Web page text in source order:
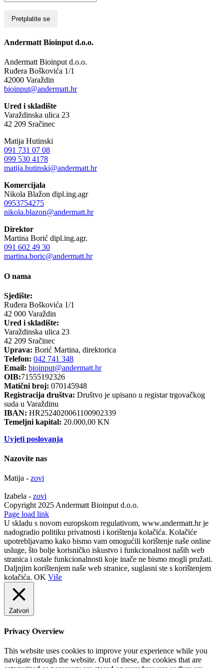
Andermatt Bioinput d.o.o.
Andermatt Bioinput d.o.o.
Ruđera Boškovića 1/1
42000 Varaždin
bioinput@andermatt.hr
Ured i skladište
Varaždinska ulica 23
42 209 Sračinec
Matija Hutinski
091 731 07 08
099 530 4178
matija.hutinski@andermatt.hr
Komercijala
Nikola Blažon dipl.ing.agr
0953754275
nikola.blazon@andermatt.hr
Direktor
Martina Borić dipl.ing.agr.
091 602 49 30
martina.boric@andermatt.hr
O nama
Sjedište:
Ruđera Boškovića 1/1
42 000 Varaždin
Ured i skladište:
Varaždinska ulica 23
42 209 Sračinec
Uprava: Borić Martina, direktorica
Telefon: 042 741 348
Email: bioinput@andermatt.hr
OIB:71555192326
Matični broj: 070145948
Registracija društva: Društvo je upisano u registar trgovačkog
suda u Varaždinu
IBAN: HR2524020061100902339
Temeljni kapital: 20.000,00 KN
Uvjeti poslovanja
Nazovite nas
Matija - zovi
Izabela - zovi
Copyright 2025 Andermatt Bioinput d.o.o.
Facebook
Page load link
U skladu s novom europskom regulativom, www.andermatt.hr je
nadogradio politiku privatnosti i korištenja kolačića. Kolačiće
upotrebljavamo kako bismo vam omogućili korištenje naše online
usluge, što bolje korisničko iskustvo i funkcionalnost naših web
stranica i ostale funkcionalnosti koje inače ne bismo mogli pružati.
Daljnjim korištenjem naše web stranice, suglasni ste s korištenjem
kolačića. OK Više
Zatvori
Privacy Overview
This website uses cookies to improve your experience while you
navigate through the website. Out of these, the cookies that are